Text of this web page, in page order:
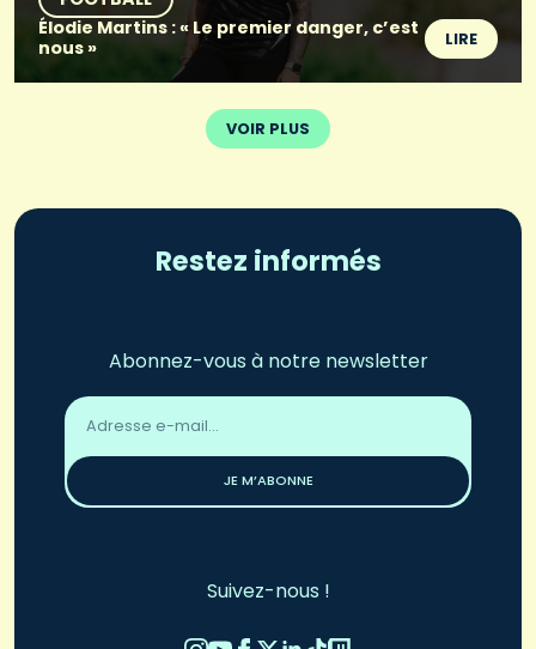
Élodie Martins : « Le premier danger, c’est
nous »
LIRE
VOIR PLUS
Restez informés
Abonnez-vous à notre newsletter
Adresse
email
JE M’ABONNE
Suivez-nous !